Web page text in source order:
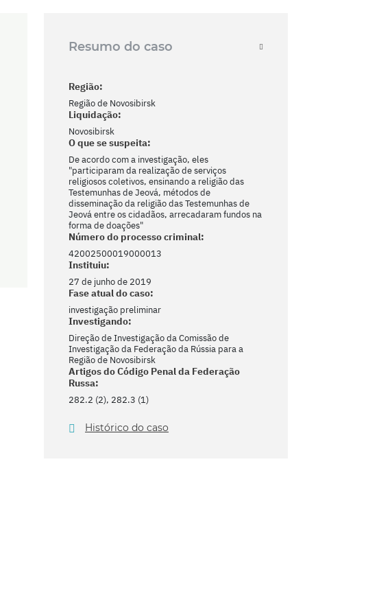
Resumo do caso
Região:
Região de Novosibirsk
Liquidação:
Novosibirsk
O que se suspeita:
De acordo com a investigação, eles
"participaram da realização de serviços
religiosos coletivos, ensinando a religião das
Testemunhas de Jeová, métodos de
disseminação da religião das Testemunhas de
Jeová entre os cidadãos, arrecadaram fundos na
forma de doações"
Número do processo criminal:
42002500019000013
Instituiu:
27 de junho de 2019
Fase atual do caso:
investigação preliminar
Investigando:
Direção de Investigação da Comissão de
Investigação da Federação da Rússia para a
Região de Novosibirsk
Artigos do Código Penal da Federação
Russa:
282.2 (2), 282.3 (1)
Histórico do caso